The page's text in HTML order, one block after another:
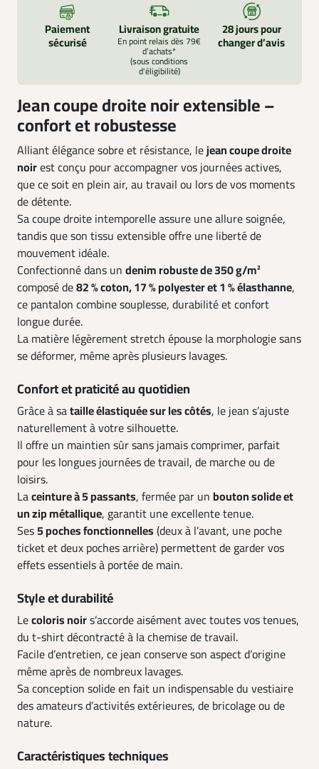
Paiement
sécurisé
Livraison gratuite
En point relais dès 79€
d’achats*
(sous conditions
d'éligibilité)
28 jours pour
changer d’avis
Jean coupe droite noir extensible –
confort et robustesse
Alliant élégance sobre et résistance, lejean coupe droite
noirest conçu pour accompagner vos journées actives,
que ce soit en plein air, au travail ou lors de vos moments
de détente.
Sa coupe droite intemporelle assure une allure soignée,
tandis que son tissu extensible offre une liberté de
mouvement idéale.
Confectionné dans un denim robuste de 350 g/m²
composé de82 % coton, 17 % polyester et 1 % élasthanne,
ce pantalon combine souplesse, durabilité et confort
longue durée.
La matière légèrement stretch épouse la morphologie sans
se déformer, même après plusieurs lavages.
Confort et praticité au quotidien
Grâce à sataille élastiquée sur les côtés, le jean s’ajuste
naturellement à votre silhouette.
Il offre un maintien sûr sans jamais comprimer, parfait
pour les longues journées de travail, de marche ou de
loisirs.
Laceinture à 5 passants, fermée par un bouton solide et
un zip métallique, garantit une excellente tenue.
Ses5 poches fonctionnelles (deux à l’avant, une poche
ticket et deux poches arrière) permettent de garder vos
effets essentiels à portée de main.
Style et durabilité
Lecoloris noirs’accorde aisément avec toutes vos tenues,
du t-shirt décontracté à la chemise de travail.
Facile d’entretien, ce jean conserve son aspect d’origine
même après de nombreux lavages.
Sa conception solide en fait un indispensable du vestiaire
des amateurs d’activités extérieures, de bricolage ou de
nature.
Caractéristiques techniques